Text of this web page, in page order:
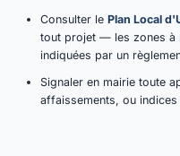
Consulter le Plan Local
tout projet — les zones à
indiquées par un
Signaler en mairie toute
affaissements, ou